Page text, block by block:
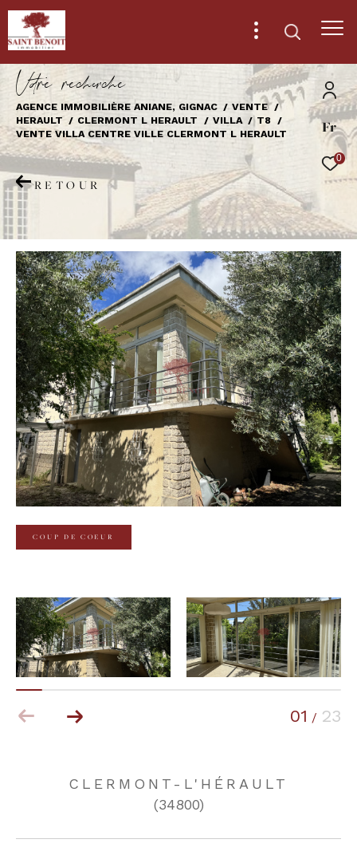
Fr
0
Vore recece
AGENCE IMMOBILIÈRE ANIANE, GIGNAC
VENTE
HERAULT
CLERMONT L HERAULT VILLA
T8
VENTE VILLA CENTRE VILLE CLERMONT L HERAULT
RETOUR
COUP DE COEUR
01 / 23
CLERMONT-L'HÉRAULT
(34800)
Effectuer une recherche
et trouver le bien qui correspond à vos
critères
Vente
Type
de
bien
Type de bien
Ville
Budget
Budget
Surface
Surface
Pièces
Référence
AFFINER LES CRITÈRES
TERRASSE PARKING PISCINE